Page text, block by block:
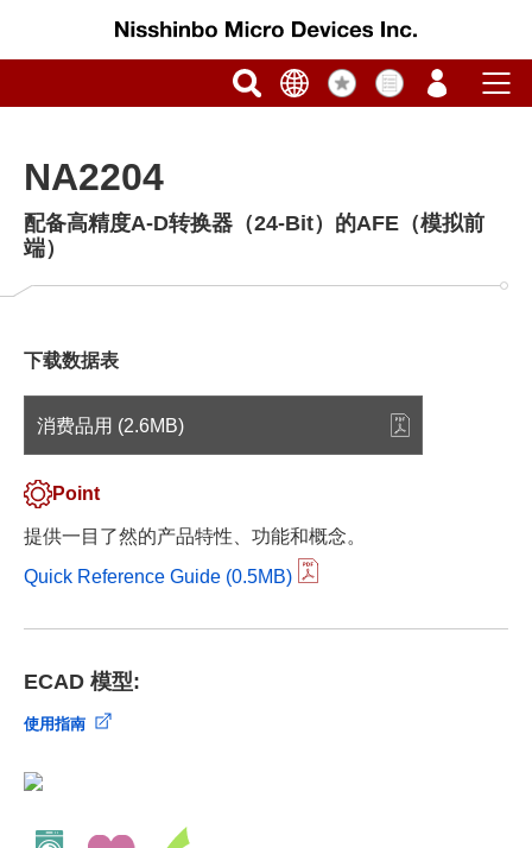
NA2204
配备高精度A-D转换器（24-Bit）的AFE（模拟前
端）
下载数据表
消费品用 (2.6MB)
Point
提供一目了然的产品特性、功能和概念。
Quick Reference Guide (0.5MB)
ECAD 模型:
使用指南